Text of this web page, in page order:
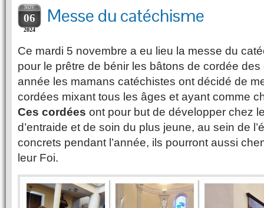
NOV
06
2024
Messe du catéchisme
Ce mardi 5 novembre a eu lieu la messe du
pour le prêtre de bénir les bâtons de cordée
année les mamans catéchistes ont décidé de
cordées mixant tous les âges et ayant comme
Ces cordées ont pour but de développer chez
d’entraide et de soin du plus jeune, au sein de
concrets pendant l’année, ils pourront aussi
leur Foi.